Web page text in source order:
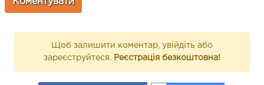
Щоб залишити коментар, увійдіть або
зареєструйтеся. Реєстрація безкоштовна!